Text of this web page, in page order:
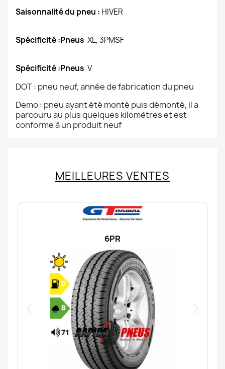
Saisonnalité du pneu : HIVER
Spécificité :Pneus XL, 3PMSF
Spécificité :Pneus V
DOT : pneu neuf, année de fabrication du pneu
Demo : pneu ayant été monté puis démonté, il a
parcouru au plus quelques kilomètres et est
conforme à un produit neuf
MEILLEURES VENTES
6PR